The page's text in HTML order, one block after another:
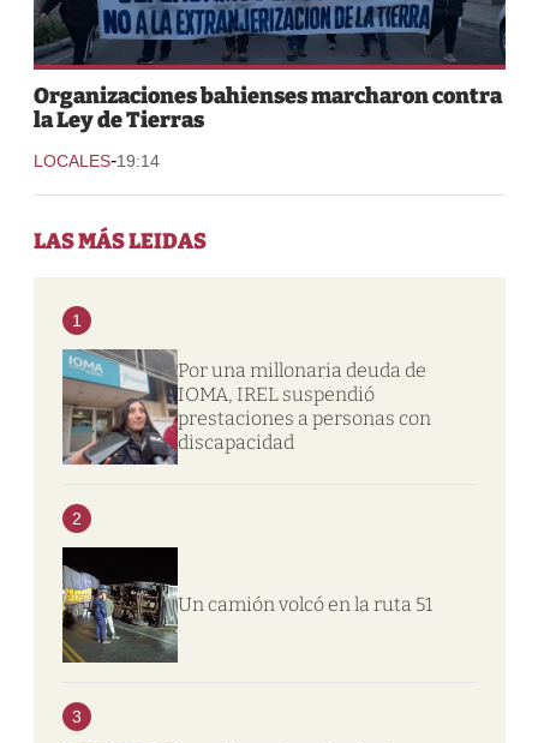
Organizaciones bahienses marcharon contra
la Ley de Tierras
LOCALES-19:14
LAS MÁS LEIDAS
1
Por una millonaria deuda de
IOMA, IREL suspendió
prestaciones a personas con
discapacidad
2
Un camión volcó en la ruta 51
3